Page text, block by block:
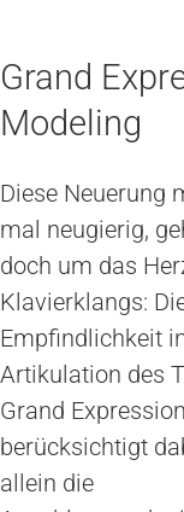
Grand
Modeling
Diese Neuerung
mal neugierig,
doch um das
Klavierklangs:
Empfindlichkeit
Artikulation des
Grand
berücksichtigt
allein die